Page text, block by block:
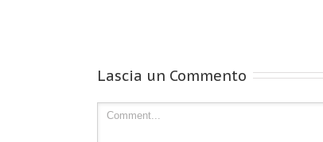
Lascia un Commento